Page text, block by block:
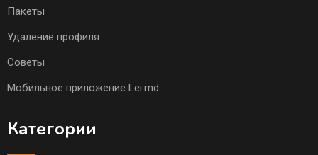
Пакеты
Удаление профиля
Советы
Мобильное приложение Lei.md
Категории